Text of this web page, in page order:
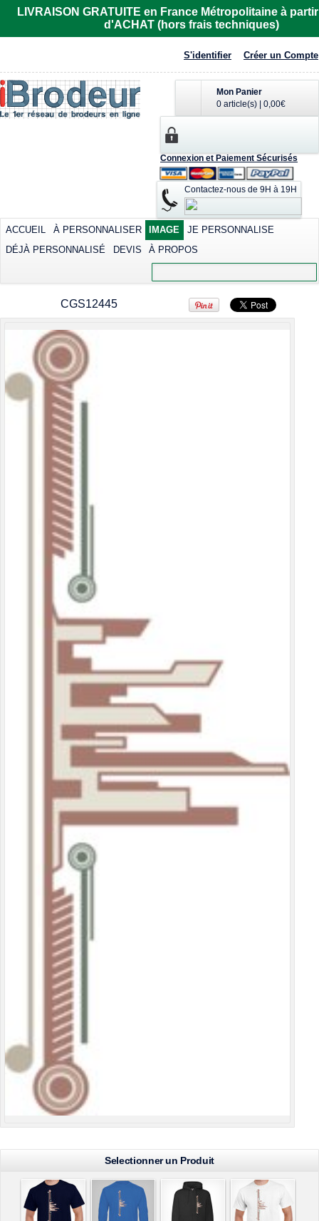
LIVRAISON GRATUITE en France Métropolitaine à
d'ACHAT (hors frais techniques)
S'identifier Créer un Compte
Mon Panier
0 article(s)
0,00€
Connexion et Paiement Sécurisés
Contactez-nous de 9H à 19H
ACCUEIL À PERSONNALISER IMAGE
JE PERSONNALISE
DÉJÀ PERSONNALISÉ
DEVIS À PROPOS
CGS12445
R6615
Imprimer dès
Tee-shirt homme
manches courtes
col rond
Imprimer dès
25,91€
Sérigraphier dès
9,02€*
Selectionner un Produit